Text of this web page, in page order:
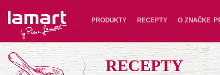
Lamart PRODUKTY RECEPTY O ZNAČKE
RECEPTY